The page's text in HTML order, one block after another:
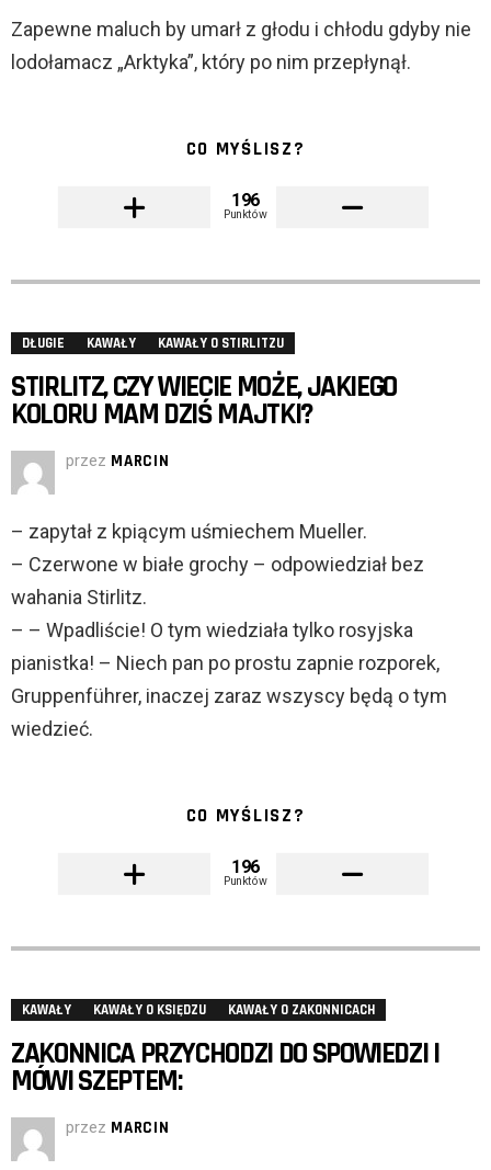
Zapewne maluch by umarł z głodu i chłodu gdyby nie
lodołamacz „Arktyka”, który po nim przepłynął.
CO MYŚLISZ?
196
Punktów
DŁUGIE KAWAŁY KAWAŁY O STIRLITZU
STIRLITZ, CZY WIECIE MOŻE, JAKIEGO
KOLORU MAM DZIŚ MAJTKI?
przez MARCIN
– zapytał z kpiącym uśmiechem Mueller.
– Czerwone w białe grochy – odpowiedział bez
wahania Stirlitz.
– – Wpadliście! O tym wiedziała tylko rosyjska
pianistka! – Niech pan po prostu zapnie rozporek,
Gruppenführer, inaczej zaraz wszyscy będą o tym
wiedzieć.
CO MYŚLISZ?
196
Punktów
KAWAŁY KAWAŁY O KSIĘDZU KAWAŁY O ZAKONNICACH
ZAKONNICA PRZYCHODZI DO SPOWIEDZI I
MÓWI SZEPTEM:
przez MARCIN